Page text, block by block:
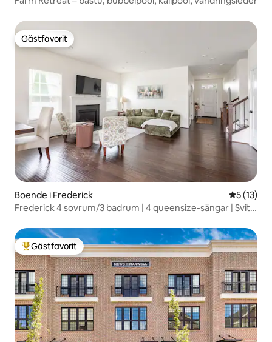
Gästfavorit
Gästfavorit
Boende i Frederick 5 av 5 i
5 (13)
Frederick 4 sovrum/3 badrum | 4 queensize-sängar | Svit
Populär gästfavorit
Gästfavorit